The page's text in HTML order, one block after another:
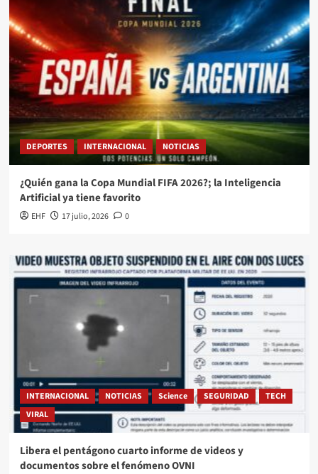
DEPORTES INTERNACIONAL NOTICIAS
¿Quién gana la Copa Mundial FIFA 2026?; la Inteligencia
Artificial ya tiene favorito
EHF 17 julio, 2026 0
INTERNACIONAL NOTICIAS Science SEGURIDAD
TECH
VIRAL
Libera el pentágono cuarto informe de videos y
documentos sobre el fenómeno OVNI